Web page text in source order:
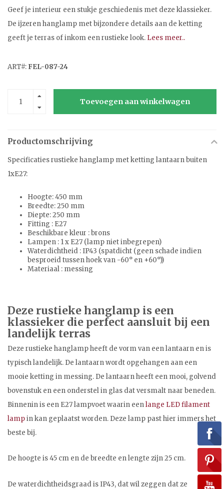
Geef je interieur een stukje geschiedenis met deze klassieker.
De ijzeren hanglamp met bijzondere details aan de ketting
geeft je terras of inkom een rustieke look. Lees meer..
ART#: FEL-087-24
Toevoegen aan winkelwagen
Productomschrijving
Specificaties rustieke hanglamp met ketting lantaarn buiten
1xE27:
Hoogte: 450 mm
Breedte: 250 mm
Diepte: 250 mm
Fitting : E27
Beschikbare kleur : brons
Lampen : 1 x E27 (lamp niet inbegrepen)
Waterdichtheid : IP43 (spatdicht (geen schade indien
besproeid tussen hoek van -60° en +60°))
Materiaal : messing
Deze rustieke hanglamp is een
klassieker die perfect aansluit bij een
landelijk terras
Deze rustieke hanglamp heeft de vorm van een lantaarn en is
typisch landelijk. De lantaarn wordt opgehangen aan een
mooie ketting in messing. De lantaarn heeft een mooi, golvend
bovenstuk en een onderstel in glas dat versmalt naar beneden.
Binnenin is een E27 lampvoet waarin eenlange LED filament
lampin kan geplaatst worden. Deze lamp past hier immers het
beste bij.
De hoogte is 45 cm en de breedte en lengte zijn 25 cm.
De waterdichtheidsgraad is IP43, dat wil zeggen dat ze